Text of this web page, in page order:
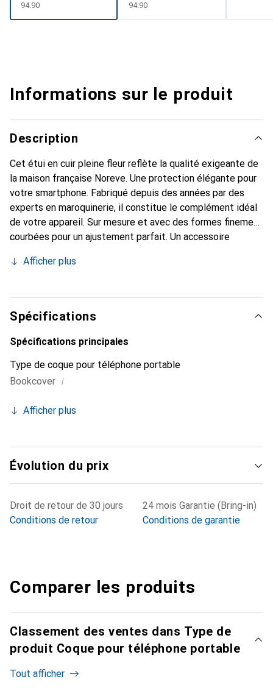
CHF
94.90 CHF
94.90
Informations sur le produit
Description
Cet étui en cuir pleine fleur reflète la qualité exigeante de
la maison française Noreve. Une protection élégante pour
votre smartphone. Fabriqué depuis des années par des
experts en maroquinerie, il constitue le complément idéal
de votre appareil. Sur mesure et avec des formes finement
courbées pour un ajustement parfait. Un accessoire
marque Noreve est reconnue internationalement pour ses
choix pour le client exigeant.
Afficher plus
Spécifications
Spécifications principales
Type de coque pour téléphone portable
Bookcover i
Afficher plus
Évolution du prix
Droit de retour de 30 jours
Conditions de retour
24 mois Garantie (Bring-in)
Conditions de garantie
Comparer les produits
Classement des ventes dans Type de
produit Coque pour téléphone portable
Tout afficher